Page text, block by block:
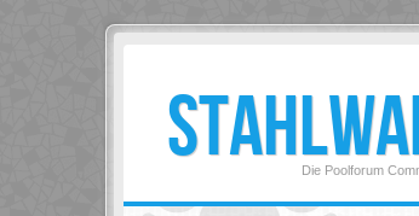
Die Poolforum